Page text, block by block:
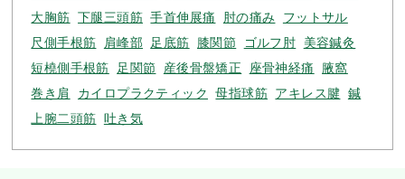
大胸筋 下腿三頭筋 手首伸展痛 肘の痛み
フットサル
尺側手根筋
肩峰部 足底筋 膝関節 ゴルフ肘
美容鍼灸
短橈側手根筋
足関節 産後骨盤矯正 座骨神経痛
腋窩
巻き肩
カイロプラクティック 母指球筋 アキレス腱 鍼
上腕二頭筋 吐き気